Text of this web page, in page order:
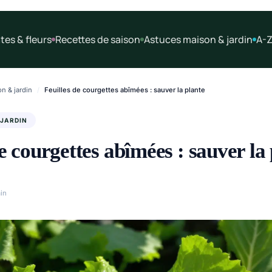
& fleurs Recettes de saison Astuces maison & jardin A-
& jardin / Feuilles de courgettes abîmées : sauver la plante
courgettes abîmées : sauver la